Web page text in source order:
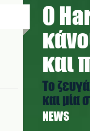
Ο
και
Tο
και μία
NEWS